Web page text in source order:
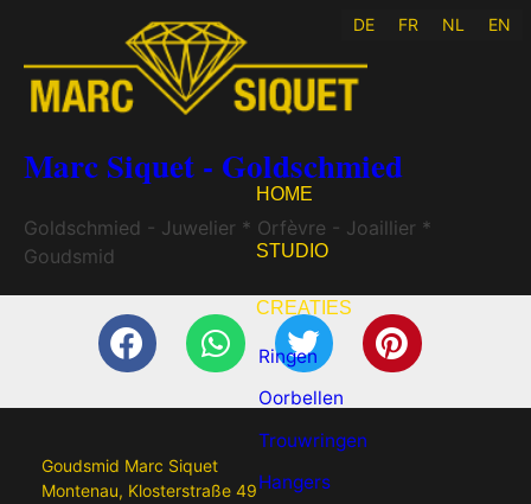
Marc Siquet - Goldschmied
Goldschmied - Juwelier * Orfèvre - Joaillier *
Goudsmid
DE FR NL EN
HOME
STUDIO
CREATIES
Ringen
Oorbellen
Trouwringen
Hangers
Goudsmid Marc Siquet
Montenau, Klosterstraße 49